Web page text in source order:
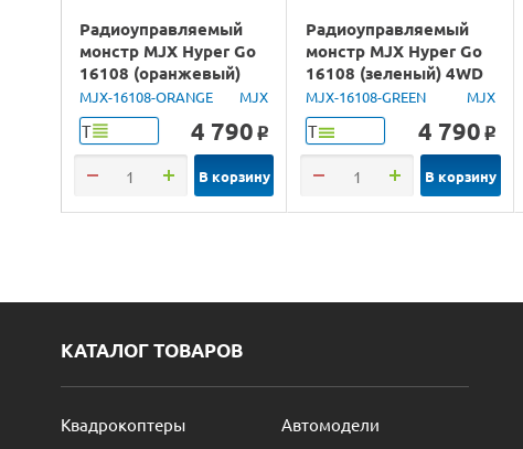
Радиоуправляемый
монстр MJX Hyper Go
16108 (оранжевый)
4WD 2.4G LED 1/16
RTR
MJX-16108-ORANGE MJX
Т 4 790 o
В корзину
Радиоуправляемый
монстр MJX Hyper Go
16108 (зеленый) 4WD
2.4G LED 1/16 RTR
MJX-16108-GREEN MJX
Т 4 790 o
В корзину
КАТАЛОГ ТОВАРОВ
Квадрокоптеры
Автомодели